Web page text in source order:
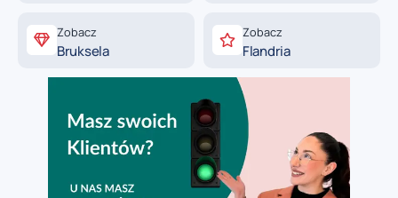
Zobacz
Bruksela
Zobacz
Flandria